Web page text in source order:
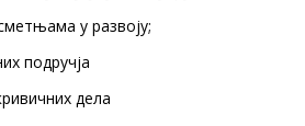
у развоју;
подручја
дела